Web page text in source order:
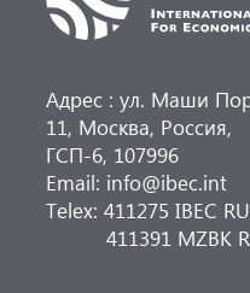
Адрес : ул. Маши
11, Москва, Россия,
ГСП-6, 107996
Email: info@ibec.int
Telex: 411275 IBEC RU
411391 MZBK